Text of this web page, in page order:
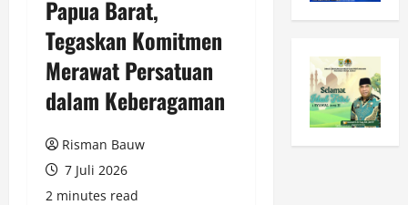
Papua Barat,
Tegaskan Komitmen
Merawat Persatuan
dalam Keberagaman
Risman Bauw
7 Juli 2026
2 minutes read